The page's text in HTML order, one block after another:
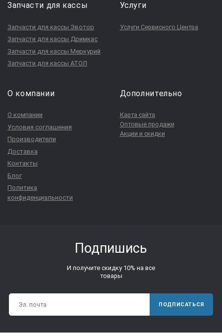
Запчасти для кассы
Запчасти для кассы Эвотор
Запчасти для кассы Дримкас
Запчасти для кассы Меркурий
Запчасти для кассы АТОЛ
Услуги
Услуги Сервисного Центра
О компании
О компании
Условия соглашения
Производители
Доставка
Контакты
Блог
Политика
конфиденциальности
Дополнительно
Карта сайта
Оптовые продажи
Акции и скидки
Подпишись
И получите скидку 10% на все
товары
ПОДПИСАТЬСЯ